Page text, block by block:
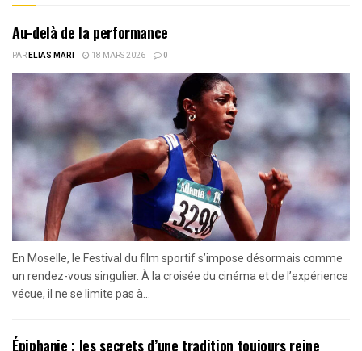
Au-delà de la performance
PARELIAS MARI 18 MARS 2026 0
En Moselle, le Festival du film sportif s’impose désormais comme
un rendez-vous singulier. À la croisée du cinéma et de l’expérience
vécue, il ne se limite pas à...
Épiphanie : les secrets d’une tradition toujours reine